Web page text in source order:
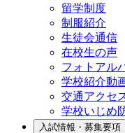
留学制度
制服紹介
生徒会通信
在校生の声
フォトアル
学校紹介動
交通アクセ
学校いじめ
入試情報・募集要項